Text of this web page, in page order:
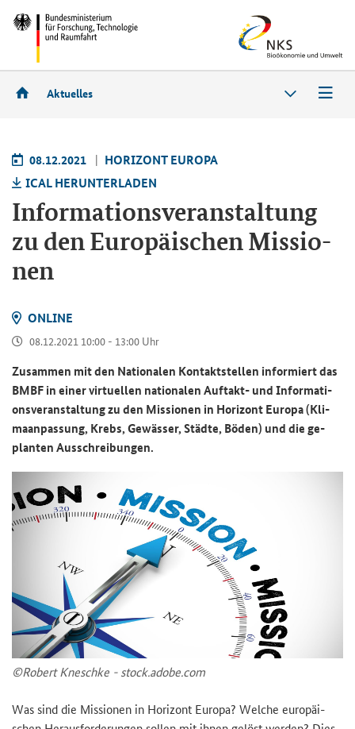
Aktuelles
08.12.2021
HO­RI­ZONT EU­RO­PA
ICAL HER­UN­TER­LA­DEN
In­for­ma­ti­ons­ver­an­stal­tung
zu den Eu­ro­päi­schen Mis­sio­
nen
ON­LINE
08.12.2021 10:00 - 13:00 Uhr
Zu­sam­men mit den Na­tio­na­len Kon­takt­stel­len in­for­miert das
BMBF in einer vir­tu­el­len na­tio­na­len Auftakt-​ und In­for­ma­ti­
ons­ver­an­stal­tung zu den Mis­sio­nen in Ho­ri­zont Eu­ro­pa (Kli­
ma­an­pas­sung, Krebs, Ge­wäs­ser, Städ­te, Böden) und die ge­
plan­ten Aus­schrei­bun­gen.
©Ro­bert Kneschke - stock.adobe.com
Was sind die Mis­sio­nen in Ho­ri­zont Eu­ro­pa? Wel­che eu­ro­päi­